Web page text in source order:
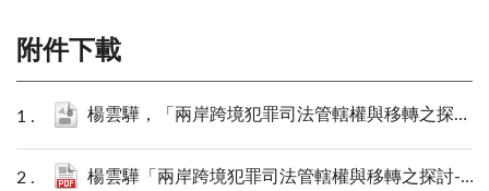
附件下載
楊雲驊，「兩岸跨境犯罪司法管轄權與移轉之探討-以歐洲刑事移轉管轄公約為借鏡」.json
楊雲驊「兩岸跨境犯罪司法管轄權與移轉之探討-以歐洲刑事移轉管轄公約為借鏡」PDF下載.pdf